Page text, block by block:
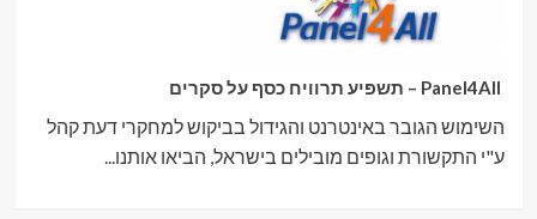
השימוש הגובר באינטרנט והגידול בביקוש למחקרי דעת קהל
ע"י התקשורת וגופים מובילים בישראל, הביאו אותנו...